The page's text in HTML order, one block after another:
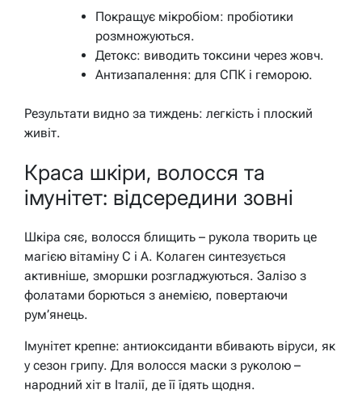
Покращує мікробіом: пробіотики
розмножуються.
Детокс: виводить токсини через жовч.
Антизапалення: для СПК і геморою.
Результати видно за тиждень: легкість і плоский
живіт.
Краса шкіри, волосся та
імунітет: відсередини зовні
Шкіра сяє, волосся блищить – рукола творить це
магією вітаміну С і А. Колаген синтезується
активніше, зморшки розгладжуються. Залізо з
фолатами борються з анемією, повертаючи
рум’янець.
Імунітет крепне: антиоксиданти вбивають віруси, як
у сезон грипу. Для волосся маски з руколою –
народний хіт в Італії, де її їдять щодня.